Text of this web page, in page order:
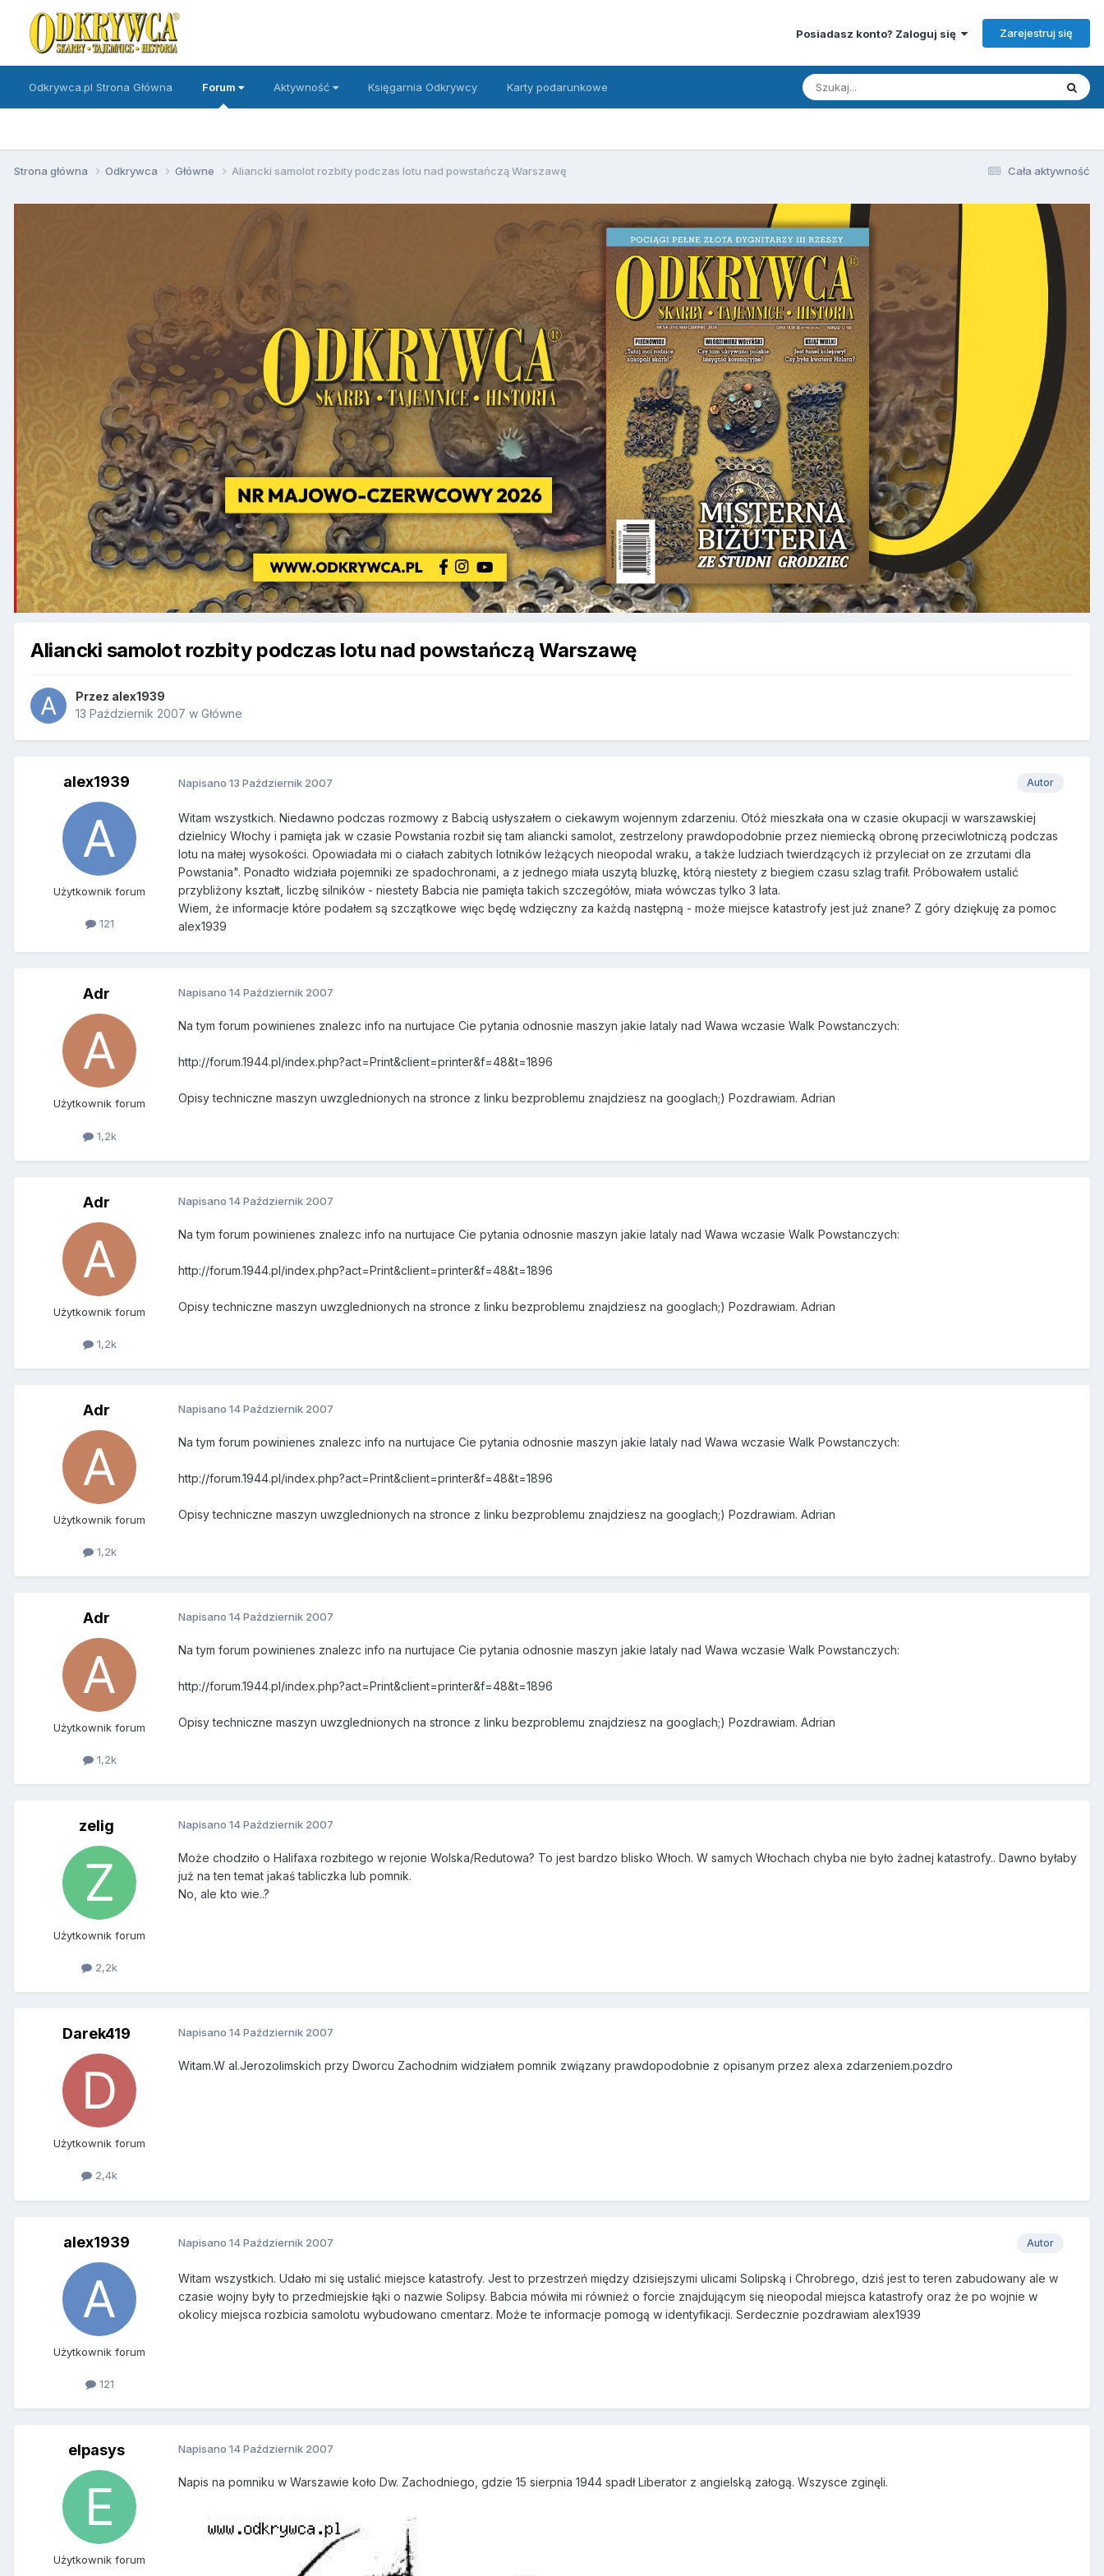
Posiadasz konto? Zaloguj się Zarejestruj się
Odkrywca.pl Strona Główna Forum Aktywność Księgarnia Odkrywcy Karty podarunkowe
Cała aktywność
Strona główna Odkrywca Główne Aliancki samolot rozbity podczas lotu nad powstańczą Warszawę
Aliancki samolot rozbity podczas lotu nad powstańczą Warszawę
Przez alex1939
13 Październik 2007 w Główne
alex1939
Użytkownik forum
121
Autor
Napisano 13 Październik 2007
Witam wszystkich. Niedawno podczas rozmowy z Babcią usłyszałem o ciekawym wojennym zdarzeniu. Otóż mieszkała ona w czasie okupacji w warszawskiej
dzielnicy Włochy i pamięta jak w czasie Powstania rozbił się tam aliancki samolot, zestrzelony prawdopodobnie przez niemiecką obronę przeciwlotniczą podczas
lotu na małej wysokości. Opowiadała mi o ciałach zabitych lotników leżących nieopodal wraku, a także ludziach twierdzących iż przyleciał on ze zrzutami dla
Powstania". Ponadto widziała pojemniki ze spadochronami, a z jednego miała uszytą bluzkę, którą niestety z biegiem czasu szlag trafił. Próbowałem ustalić
przybliżony kształt, liczbę silników - niestety Babcia nie pamięta takich szczegółów, miała wówczas tylko 3 lata.
Wiem, że informacje które podałem są szczątkowe więc będę wdzięczny za każdą następną - może miejsce katastrofy jest już znane? Z góry dziękuję za pomoc
alex1939
Adr
Użytkownik forum
1,2k
Napisano 14 Październik 2007
Na tym forum powinienes znalezc info na nurtujace Cie pytania odnosnie maszyn jakie lataly nad Wawa wczasie Walk Powstanczych:
http://forum.1944.pl/index.php?act=Print&client=printer&f=48&t=1896
Opisy techniczne maszyn uwzglednionych na stronce z linku bezproblemu znajdziesz na googlach;) Pozdrawiam. Adrian
Adr
Użytkownik forum
1,2k
Napisano 14 Październik 2007
Na tym forum powinienes znalezc info na nurtujace Cie pytania odnosnie maszyn jakie lataly nad Wawa wczasie Walk Powstanczych:
http://forum.1944.pl/index.php?act=Print&client=printer&f=48&t=1896
Opisy techniczne maszyn uwzglednionych na stronce z linku bezproblemu znajdziesz na googlach;) Pozdrawiam. Adrian
Adr
Użytkownik forum
1,2k
Napisano 14 Październik 2007
Na tym forum powinienes znalezc info na nurtujace Cie pytania odnosnie maszyn jakie lataly nad Wawa wczasie Walk Powstanczych:
http://forum.1944.pl/index.php?act=Print&client=printer&f=48&t=1896
Opisy techniczne maszyn uwzglednionych na stronce z linku bezproblemu znajdziesz na googlach;) Pozdrawiam. Adrian
Adr
Użytkownik forum
1,2k
Napisano 14 Październik 2007
Na tym forum powinienes znalezc info na nurtujace Cie pytania odnosnie maszyn jakie lataly nad Wawa wczasie Walk Powstanczych:
http://forum.1944.pl/index.php?act=Print&client=printer&f=48&t=1896
Opisy techniczne maszyn uwzglednionych na stronce z linku bezproblemu znajdziesz na googlach;) Pozdrawiam. Adrian
zelig
Użytkownik forum
2,2k
Napisano 14 Październik 2007
Może chodziło o Halifaxa rozbitego w rejonie Wolska/Redutowa? To jest bardzo blisko Włoch. W samych Włochach chyba nie było żadnej katastrofy.. Dawno byłaby
już na ten temat jakaś tabliczka lub pomnik.
No, ale kto wie..?
Darek419
Użytkownik forum
2,4k
Napisano 14 Październik 2007
Witam.W al.Jerozolimskich przy Dworcu Zachodnim widziałem pomnik związany prawdopodobnie z opisanym przez alexa zdarzeniem.pozdro
alex1939
Użytkownik forum
121
Autor
Napisano 14 Październik 2007
Witam wszystkich. Udało mi się ustalić miejsce katastrofy. Jest to przestrzeń między dzisiejszymi ulicami Solipską i Chrobrego, dziś jest to teren zabudowany ale w
czasie wojny były to przedmiejskie łąki o nazwie Solipsy. Babcia mówiła mi również o forcie znajdującym się nieopodal miejsca katastrofy oraz że po wojnie w
okolicy miejsca rozbicia samolotu wybudowano cmentarz. Może te informacje pomogą w identyfikacji. Serdecznie pozdrawiam alex1939
elpasys
Użytkownik forum
Napisano 14 Październik 2007
Napis na pomniku w Warszawie koło Dw. Zachodniego, gdzie 15 sierpnia 1944 spadł Liberator z angielską załogą. Wszysce zginęli.